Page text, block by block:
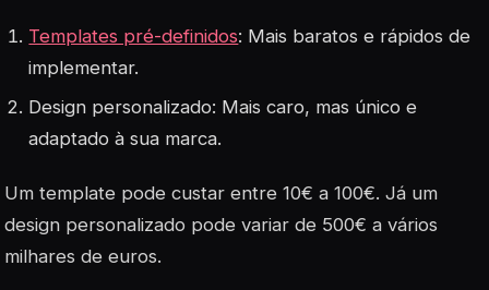
Templates pré-definidos: Mais baratos e rápidos de
implementar.
Design personalizado: Mais caro, mas único e
adaptado à sua marca.
Um template pode custar entre 10€ a 100€. Já um
design personalizado pode variar de 500€ a vários
milhares de euros.